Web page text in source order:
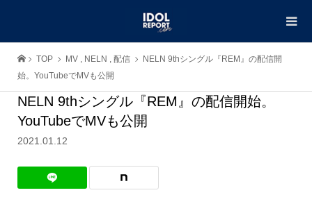
TOP MV , NELN , 配信
NELN 9thシングル『REM』の配信開
始。YouTubeでMVも公開
NELN 9thシングル『REM』の配信開始。
YouTubeでMVも公開
2021.01.12